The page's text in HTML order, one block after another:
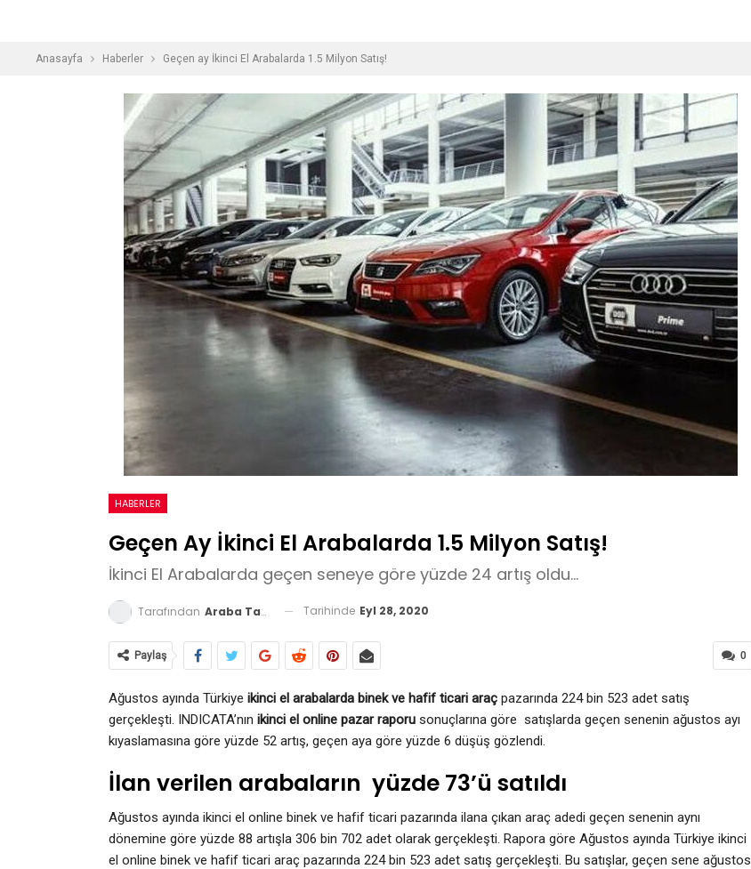
Anasayfa Haberler Geçen ay İkinci El Arabalarda 1.5 Milyon Satış!
HABERLER
Geçen Ay İkinci El Arabalarda 1.5 Milyon Satış!
İkinci El Arabalarda geçen seneye göre yüzde 24 artış oldu...
Tarafından Araba Tavsiyesi Tarihinde Eyl 28, 2020
0
Paylaş
Ağustos ayında Türkiye ikinci el arabalarda binek ve hafif ticari araç pazarında 224 bin 523 adet satış
gerçekleşti. INDICATA’nın ikinci el online pazar raporu sonuçlarına göre satışlarda geçen senenin ağustos ayı
kıyaslamasına göre yüzde 52 artış, geçen aya göre yüzde 6 düşüş gözlendi.
İlan verilen arabaların yüzde 73’ü satıldı
Ağustos ayında ikinci el online binek ve hafif ticari pazarında ilana çıkan araç adedi geçen senenin aynı
dönemine göre yüzde 88 artışla 306 bin 702 adet olarak gerçekleşti. Rapora göre Ağustos ayında Türkiye ikinci
el online binek ve hafif ticari araç pazarında 224 bin 523 adet satış gerçekleşti. Bu satışlar, geçen sene ağustos